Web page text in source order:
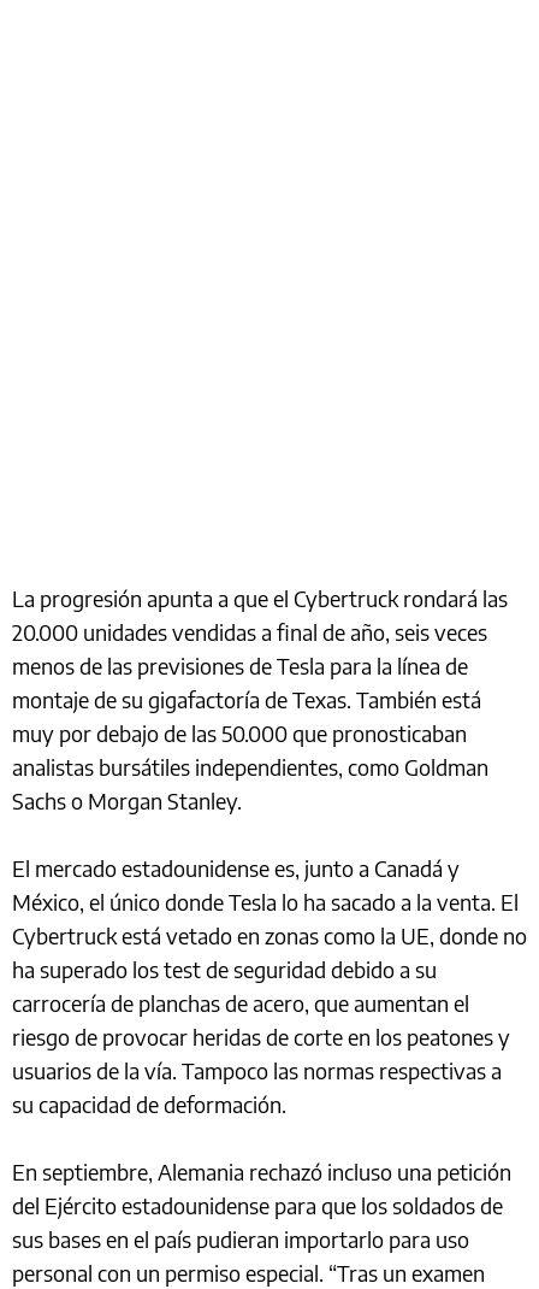
La progresión apunta a que el Cybertruck rondará las
20.000 unidades vendidas a final de año, seis veces
menos de las previsiones de Tesla para la línea de
montaje de su gigafactoría de Texas. También está
muy por debajo de las 50.000 que pronosticaban
analistas bursátiles independientes, como Goldman
Sachs o Morgan Stanley.
El mercado estadounidense es, junto a Canadá y
México, el único donde Tesla lo ha sacado a la venta. El
Cybertruck está vetado en zonas como la UE, donde no
ha superado los test de seguridad debido a su
carrocería de planchas de acero, que aumentan el
riesgo de provocar heridas de corte en los peatones y
usuarios de la vía. Tampoco las normas respectivas a
su capacidad de deformación.
En septiembre, Alemania rechazó incluso una petición
del Ejército estadounidense para que los soldados de
sus bases en el país pudieran importarlo para uso
personal con un permiso especial. “Tras un examen